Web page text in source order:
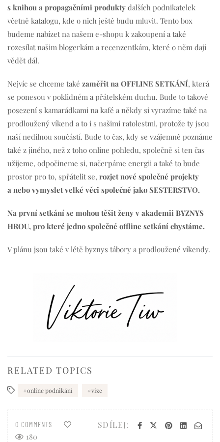
s knihou a propagačními produkty dalších podnikatelek
včetně katalogu, kde o nich ještě budu mluvit. Tento box
budeme nabízet na našem e-shopu k zakoupení a také
rozesílat našim blogerkám a recenzentkám, které o něm dají
vědět dál.
Nejvíc se chceme také zaměřit na OFFLINE SETKÁNÍ, která
se ponesou v poklidném a přátelském duchu. Bude to takové
posezení s kamarádkami na kafé a někdy si vyrazíme také na
prodloužený víkend a to i s našimi ratolestmi, protože ty jsou
naší nedílnou součástí. Bude to čas, kdy se vzájemně poznáme
také z jiného, než z toho online pohledu, společně si ten čas
užijeme, odpočineme si, načerpáme energii a také to bude
prostor pro to, spřátelit se, rozjet nové společné projekty
a nebo vymyslet velké věci společně jako SESTERSTVO.
Na první setkání se mohou těšit ženy v akademii BYZNYS
HROU, pro které jedno společné offline setkání chystáme.
V plánu jsou také v létě byznys tábory a prodloužené víkendy.
RELATED TOPICS
online podnikání vize
SDÍLEJ:
0 COMMENTS
180